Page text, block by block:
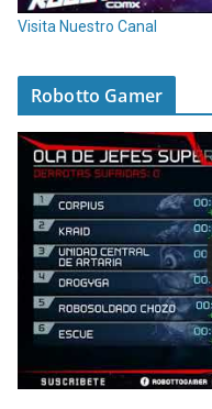
Visita Nuestro Canal
Robotto Gamer